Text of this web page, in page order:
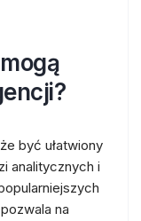
być ułatwiony
analitycznych i
na